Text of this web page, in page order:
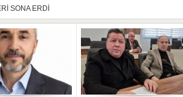
SONA ERDİ
KALDIRILDI
DÜZENLENDİ
BİNASİ YAPILACAK